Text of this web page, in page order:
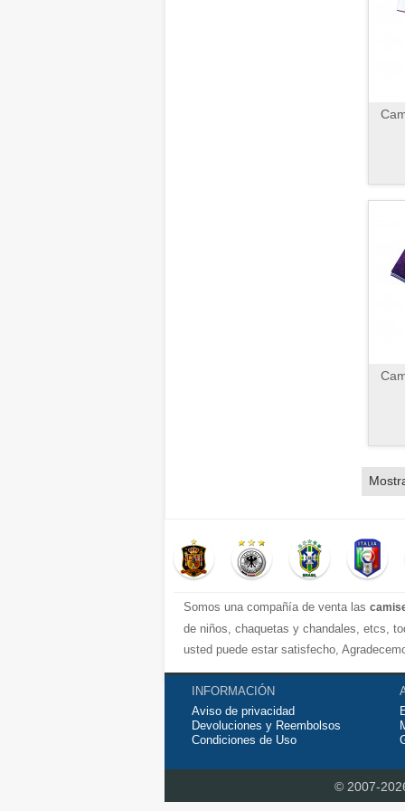
Somos una compañía de venta las
de niños, chaquetas y chandales, etcs,
usted puede estar satisfecho,
INFORMACIÓN
Aviso de privacidad
Devoluciones y Reembolsos
Condiciones de Uso
© 2007-